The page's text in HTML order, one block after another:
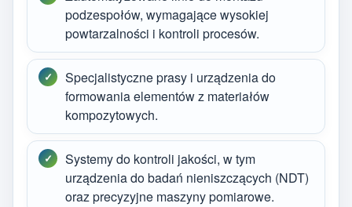
podzespołów, wymagające wysokiej
powtarzalności i kontroli procesów.
Specjalistyczne prasy i urządzenia do
formowania elementów z materiałów
kompozytowych.
Systemy do kontroli jakości, w tym
urządzenia do badań nieniszczących (NDT)
oraz precyzyjne maszyny pomiarowe.